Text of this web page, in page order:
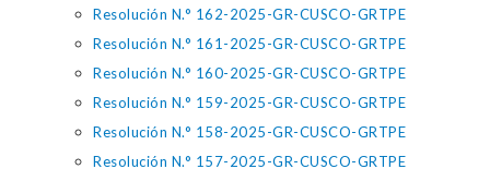
Resolución N.° 162-2025-GR-CUSCO-GRTPE
Resolución N.° 161-2025-GR-CUSCO-GRTPE
Resolución N.° 160-2025-GR-CUSCO-GRTPE
Resolución N.° 159-2025-GR-CUSCO-GRTPE
Resolución N.° 158-2025-GR-CUSCO-GRTPE
Resolución N.° 157-2025-GR-CUSCO-GRTPE